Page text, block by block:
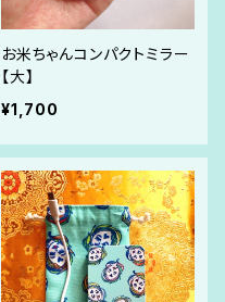
お米ちゃんコンパクトミラー
【大】
¥1,700